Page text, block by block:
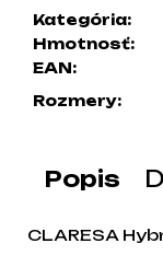
Kategória:
Hmotnosť:
EAN:
Rozmery:
Popis
CLARESA
ú
č
a
m
e